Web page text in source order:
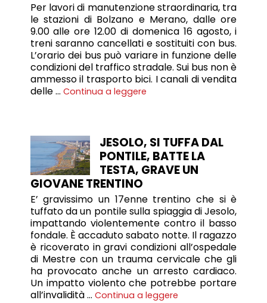
Per lavori di manutenzione straordinaria, tra
le stazioni di Bolzano e Merano, dalle ore
9.00 alle ore 12.00 di domenica 16 agosto, i
treni saranno cancellati e sostituiti con bus.
L’orario dei bus può variare in funzione delle
condizioni del traffico stradale. Sui bus non è
ammesso il trasporto bici. I canali di vendita
delle … Continua a leggere
JESOLO, SI TUFFA DAL
PONTILE, BATTE LA
TESTA, GRAVE UN
GIOVANE TRENTINO
E’ gravissimo un 17enne trentino che si è
tuffato da un pontile sulla spiaggia di Jesolo,
impattando violentemente contro il basso
fondale. È accaduto sabato notte. Il ragazzo
è ricoverato in gravi condizioni all’ospedale
di Mestre con un trauma cervicale che gli
ha provocato anche un arresto cardiaco.
Un impatto violento che potrebbe portare
all’invalidità … Continua a leggere